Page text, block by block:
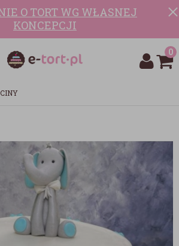
O TORT WG WŁASNEJ
KONCEPCJI
0